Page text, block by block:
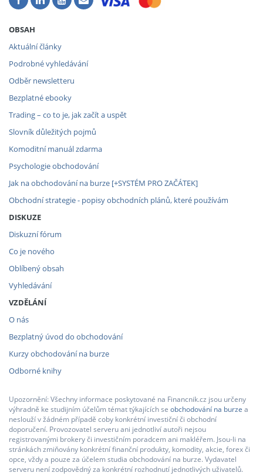
OBSAH
Aktuální články
Podrobné vyhledávání
Odběr newsletteru
Bezplatné ebooky
Trading – co to je, jak začít a uspět
Slovník důležitých pojmů
Komoditní manuál zdarma
Psychologie obchodování
Jak na obchodování na burze [+SYSTÉM PRO ZAČÁTEK]
Obchodní strategie - popisy obchodních plánů, které používám
DISKUZE
Diskuzní fórum
Co je nového
Oblíbený obsah
Vyhledávání
VZDĚLÁNÍ
O nás
Bezplatný úvod do obchodování
Kurzy obchodování na burze
Odborné knihy
Upozornění: Všechny informace poskytované na Financnik.cz jsou určeny
výhradně ke studijním účelům témat týkajících se obchodování na burze a
neslouží v žádném případě coby konkrétní investiční či obchodní
doporučení. Provozovatel serveru ani jednotliví autoři nejsou
registrovanými brokery či investičním poradcem ani makléřem. Jsou-li na
stránkách zmiňovány konkrétní finanční produkty, komodity, akcie, forex či
opce, vždy a pouze za účelem studia obchodování na burze. Vydavatel
serveru není zodpovědný za konkrétní rozhodnutí jednotlivých uživatelů.